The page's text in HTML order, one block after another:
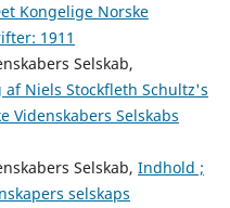
Kongelige Norske
1911
Selskab,
Niels Stockfleth Schultz's
Videnskabers Selskabs
Selskab, Indhold ;
selskaps